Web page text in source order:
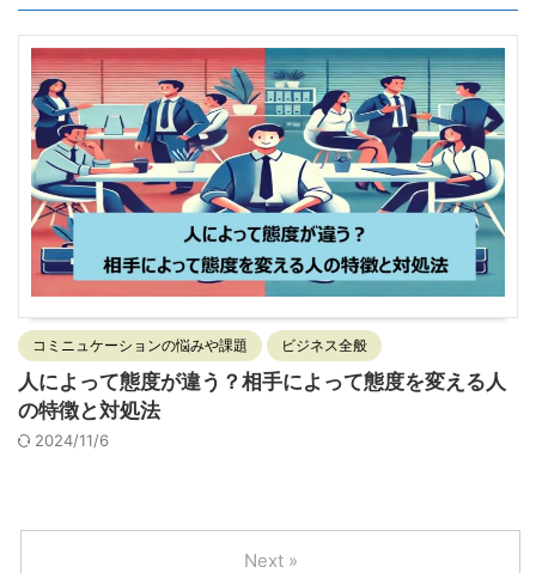
コミニュケーションの悩みや課題 ビジネス全般
人によって態度が違う？相手によって態度を変える人
の特徴と対処法
2024/11/6
Next »